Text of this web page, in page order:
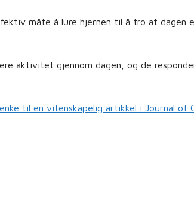
måte å lure hjernen til å tro at dagen
aktivitet gjennom dagen, og de
til en vitenskapelig artikkel i Journal of